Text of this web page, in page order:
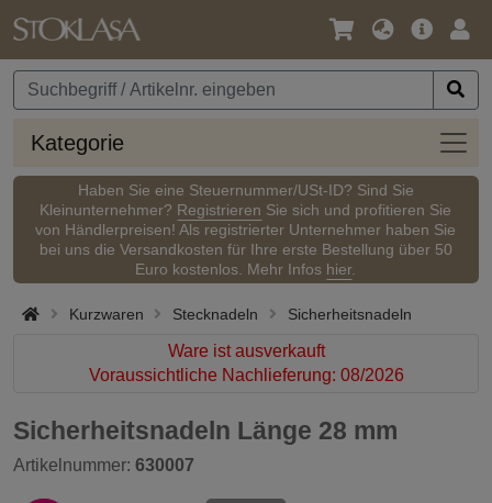
Sprache
Währung
Kategorie
Haben Sie eine Steuernummer/USt-ID? Sind Sie
Kleinunternehmer? Registrieren Sie sich und profitieren Sie
von Händlerpreisen! Als registrierter Unternehmer haben Sie
bei uns die Versandkosten für Ihre erste Bestellung über 50
Euro kostenlos. Mehr Infos hier.
Kurzwaren Stecknadeln Sicherheitsnadeln
Ware ist ausverkauft
Voraussichtliche Nachlieferung: 08/2026
Sicherheitsnadeln Länge 28 mm
Artikelnummer: 630007